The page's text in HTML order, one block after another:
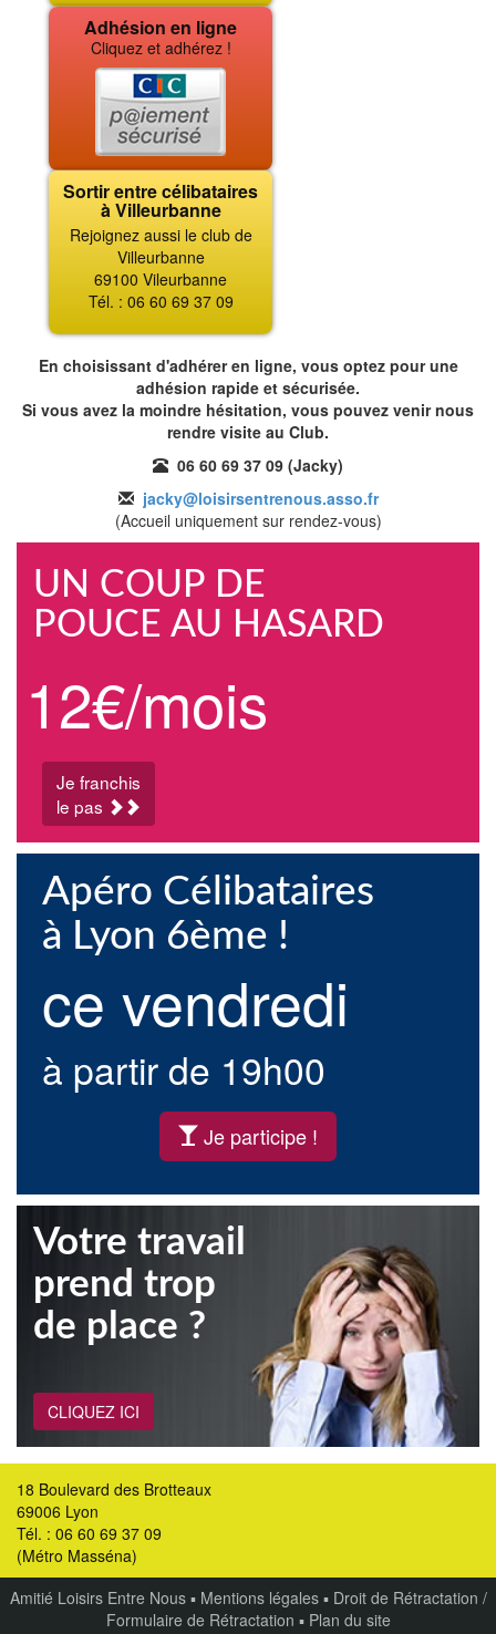
Adhésion en ligne
Cliquez et adhérez !
Sortir entre célibataires
à Villeurbanne
Rejoignez aussi le club de
Villeurbanne
69100 Vileurbanne
Tél. : 06 60 69 37 09
En choisissant d'adhérer en ligne, vous optez pour une
adhésion rapide et sécurisée.
Si vous avez la moindre hésitation, vous pouvez venir nous
rendre visite au Club.
06 60 69 37 09 (Jacky)
jacky@loisirsentrenous.asso.fr
(Accueil uniquement sur rendez-vous)
UN COUP DE
POUCE AU HASARD
12€/mois
Je franchis
le pas
Apéro Célibataires
à Lyon 6ème !
ce vendredi
à partir de 19h00
Je participe !
Votre travail
prend trop
de place ?
CLIQUEZ ICI
18 Boulevard des Brotteaux
69006 Lyon
Tél. : 06 60 69 37 09
(Métro Masséna)
Amitié Loisirs Entre Nous▪ Mentions légales▪ Droit de Rétractation /
Formulaire de Rétractation ▪ Plan du site